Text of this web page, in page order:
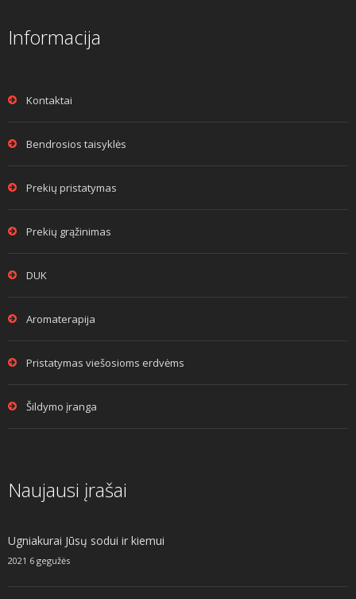
Informacija
Kontaktai
Bendrosios taisyklės
Prekių pristatymas
Prekių grąžinimas
DUK
Aromaterapija
Pristatymas viešosioms erdvėms
Šildymo įranga
Naujausi įrašai
Ugniakurai Jūsų sodui ir kiemui
2021 6 gegužės